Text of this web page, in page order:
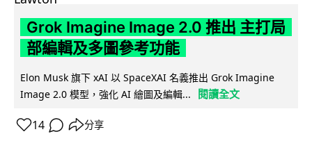
Grok Imagine Image 2.0 推出 主打局
部編輯及多圖參考功能
Elon Musk 旗下 xAI 以 SpaceXAI 名義推出 Grok Imagine
Image 2.0 模型，強化 AI 繪圖及編輯...
閱讀全文
14 分享